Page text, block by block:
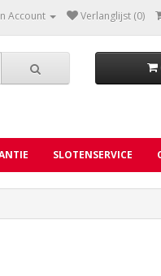
Account Verlanglijst (0)
SLOTENSERVICE